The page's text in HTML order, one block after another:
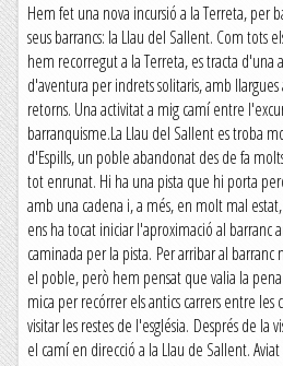
Hem fet una nova incursió a la Terreta, per
seus barrancs: la Llau del Sallent. Com tots
hem recorregut a la Terreta, es tracta d'una
d'aventura per indrets solitaris, amb
retorns. Una activitat a mig camí entre
barranquisme.La Llau del Sallent es troba
d'Espills, un poble abandonat des de fa
tot enrunat. Hi ha una pista que hi porta
amb una cadena i, a més, en molt mal
ens ha tocat iniciar l'aproximació al barranc
caminada per la pista. Per arribar al barranc
el poble, però hem pensat que valia la
mica per recórrer els antics carrers entre les
visitar les restes de l'església. Després de la
el camí en direcció a la Llau de Sallent.